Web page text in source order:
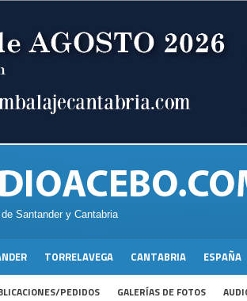
Santander y Cantabria
TORRELAVEGA CANTABRIA ESPAÑA
PEDIDOS GALERÍAS DE FOTOS